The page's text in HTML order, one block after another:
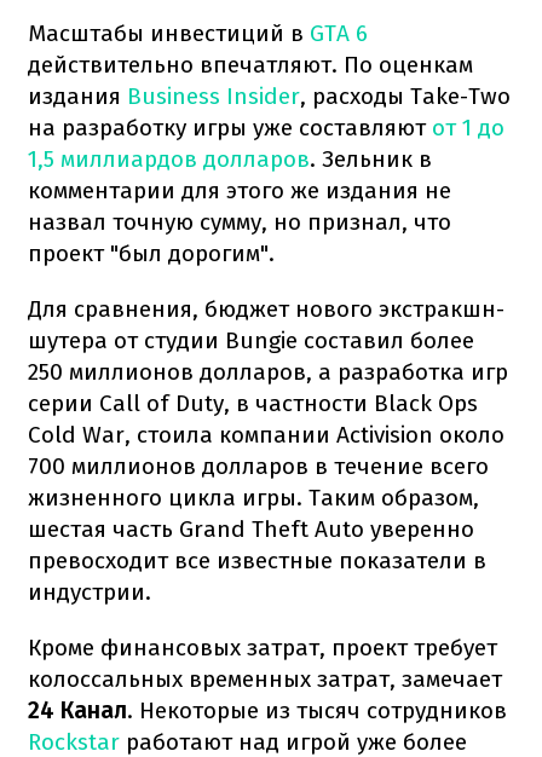
Масштабы инвестиций в GTA 6
действительно впечатляют. По оценкам
издания Business Insider, расходы Take-Two
на разработку игры уже составляют от 1 до
1,5 миллиардов долларов. Зельник в
комментарии для этого же издания не
назвал точную сумму, но признал, что
проект "был дорогим".
Для сравнения, бюджет нового экстракшн-
шутера от студии Bungie составил более
250 миллионов долларов, а разработка игр
серии Call of Duty, в частности Black Ops
Cold War, стоила компании Activision около
700 миллионов долларов в течение всего
жизненного цикла игры. Таким образом,
шестая часть Grand Theft Auto уверенно
превосходит все известные показатели в
индустрии.
Кроме финансовых затрат, проект требует
колоссальных временных затрат, замечает
24 Канал. Некоторые из тысяч сотрудников
Rockstar работают над игрой уже более